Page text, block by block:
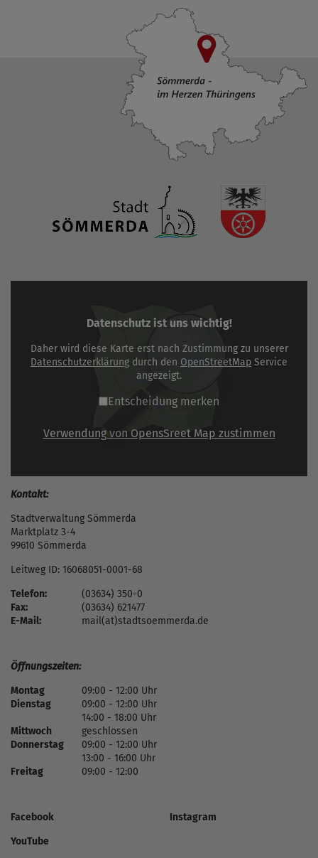
Datenschutz ist uns wichtig!
Daher wird diese Karte erst nach Zustimmung zu unserer
Datenschutzerklärung durch den OpenStreetMap Service
angezeigt.
Entscheidung merken
Verwendung von OpensSreet Map zustimmen
Kontakt:
Stadtverwaltung Sömmerda
Marktplatz 3-4
99610 Sömmerda
Leitweg ID: 16068051-0001-68
Telefon:
(03634) 350-0
Fax:
(03634) 621477
E-Mail:
mail(at)stadtsoemmerda.de
Öffnungszeiten:
Montag
09:00 - 12:00 Uhr
Dienstag
09:00 - 12:00 Uhr
14:00 - 18:00 Uhr
Mittwoch
geschlossen
Donnerstag
09:00 - 12:00 Uhr
13:00 - 16:00 Uhr
Freitag
09:00 - 12:00
Facebook
Instagram
YouTube